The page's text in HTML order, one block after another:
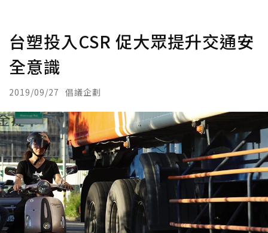
台塑投入CSR 促大眾提升交通安
全意識
2019/09/27 倡議企劃